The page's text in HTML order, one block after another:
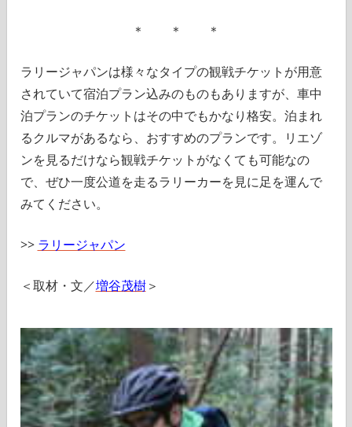
＊ ＊ ＊
ラリージャパンは様々なタイプの観戦チケットが用意
されていて宿泊プラン込みのものもありますが、車中
泊プランのチケットはその中でもかなり格安。泊まれ
るクルマがあるなら、おすすめのプランです。リエゾ
ンを見るだけなら観戦チケットがなくても可能なの
で、ぜひ一度公道を走るラリーカーを見に足を運んで
みてください。
>> ラリージャパン
＜取材・文／増谷茂樹＞